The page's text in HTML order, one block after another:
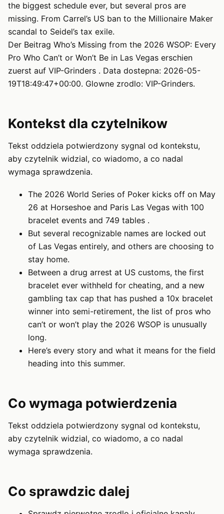
the biggest schedule ever, but several pros are
missing. From Carrel’s US ban to the Millionaire Maker
scandal to Seidel’s tax exile.
Der Beitrag Who’s Missing from the 2026 WSOP: Every
Pro Who Can’t or Won’t Be in Las Vegas erschien
zuerst auf VIP-Grinders . Data dostepna: 2026-05-
19T18:49:47+00:00. Glowne zrodlo: VIP-Grinders.
Kontekst dla czytelnikow
Tekst oddziela potwierdzony sygnal od kontekstu,
aby czytelnik widzial, co wiadomo, a co nadal
wymaga sprawdzenia.
The 2026 World Series of Poker kicks off on May
26 at Horseshoe and Paris Las Vegas with 100
bracelet events and 749 tables .
But several recognizable names are locked out
of Las Vegas entirely, and others are choosing to
stay home.
Between a drug arrest at US customs, the first
bracelet ever withheld for cheating, and a new
gambling tax cap that has pushed a 10x bracelet
winner into semi-retirement, the list of pros who
can’t or won’t play the 2026 WSOP is unusually
long.
Here’s every story and what it means for the field
heading into this summer.
Co wymaga potwierdzenia
Tekst oddziela potwierdzony sygnal od kontekstu,
aby czytelnik widzial, co wiadomo, a co nadal
wymaga sprawdzenia.
Co sprawdzic dalej